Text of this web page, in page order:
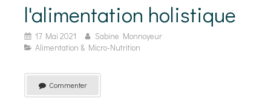
l'alimentation holistique
17 Mai 2021
Sabine Monnoyeur
Alimentation & Micro-Nutrition
Commenter